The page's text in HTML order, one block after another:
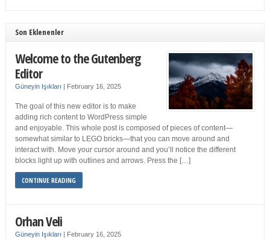
Son Eklenenler
Welcome to the Gutenberg
Editor
Güneyin Işıkları | February 16, 2025
The goal of this new editor is to make
adding rich content to WordPress simple
and enjoyable. This whole post is composed of pieces of content—
somewhat similar to LEGO bricks—that you can move around and
interact with. Move your cursor around and you’ll notice the different
blocks light up with outlines and arrows. Press the […]
CONTINUE READING
Orhan Veli
Güneyin Işıkları | February 16, 2025